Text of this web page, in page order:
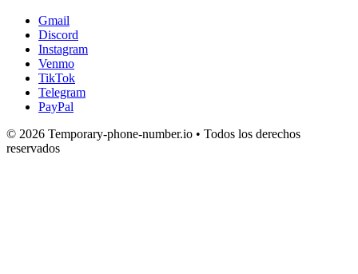
Gmail
Discord
Instagram
Venmo
TikTok
Telegram
PayPal
© 2026 Temporary-phone-number.io • Todos los derechos
reservados